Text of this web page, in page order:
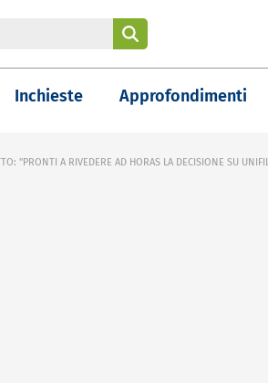
Inchieste Approfondimenti
"PRONTI A RIVEDERE AD HORAS LA DECISIONE SU